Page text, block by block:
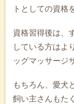
トとしての資格
資格習得後は、
している方はよ
ッグマッサージ
もちろん、愛犬
飼い主さんもた